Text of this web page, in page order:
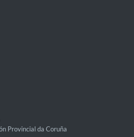
Provincial da Coruña